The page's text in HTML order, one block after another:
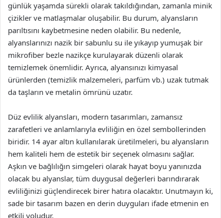
günlük yaşamda sürekli olarak takıldığından, zamanla minik
çizikler ve matlaşmalar oluşabilir. Bu durum, alyansların
parıltısını kaybetmesine neden olabilir. Bu nedenle,
alyanslarınızı nazik bir sabunlu su ile yıkayıp yumuşak bir
mikrofiber bezle nazikçe kurulayarak düzenli olarak
temizlemek önemlidir. Ayrıca, alyansınızı kimyasal
ürünlerden (temizlik malzemeleri, parfüm vb.) uzak tutmak
da taşların ve metalin ömrünü uzatır.
Düz evlilik alyansları, modern tasarımları, zamansız
zarafetleri ve anlamlarıyla evliliğin en özel sembollerinden
biridir. 14 ayar altın kullanılarak üretilmeleri, bu alyansların
hem kaliteli hem de estetik bir seçenek olmasını sağlar.
Aşkın ve bağlılığın simgeleri olarak hayat boyu yanınızda
olacak bu alyanslar, tüm duygusal değerleri barındırarak
evliliğinizi güçlendirecek birer hatıra olacaktır. Unutmayın ki,
sade bir tasarım bazen en derin duyguları ifade etmenin en
etkili yoludur.